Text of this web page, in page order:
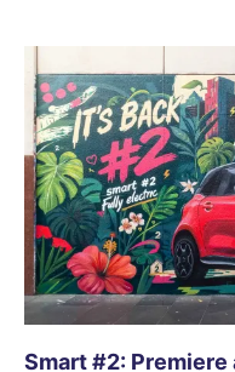
Smart #2: